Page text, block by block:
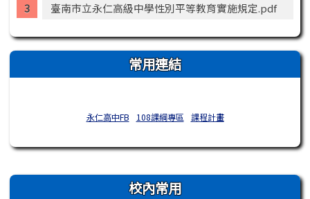
臺南市立永仁高級中學性別平等教育實施規定.pdf
常用連結
永仁高中FB 108課綱專區 課程計畫
右邊區域內容 校內常用